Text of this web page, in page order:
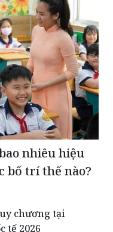
nhiêu hiệu
bố trí thế nào?
chương tại
tế 2026